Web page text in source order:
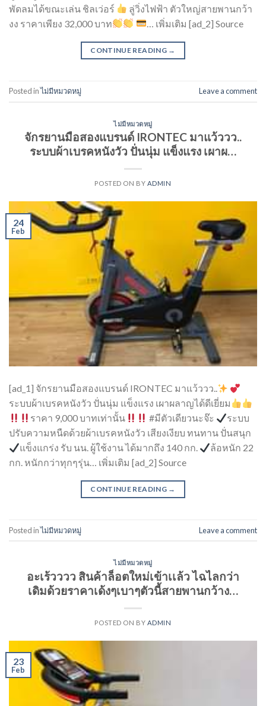
พัดลมได้ขณะเล่น ชิลเว่อร์
ลู่วิ่งไฟฟ้า ตัวใหญ่สายพานกว้า
งง ราคาเพียง 32,000 บาท
… เพิ่มเติม [ad_2] Source
CONTINUE READING →
Posted inไม่มีหมวดหมู่ Leave a comment
ไม่มีหมวดหมู่
จักรยานมือสองแบรนด์ IRONTEC มาแว้ววว..
ระบบผ้าเบรคหนังวัว ปั่นนุ่ม แข็งแรง เผาผ…
POSTED ON BY ADMIN
24
Feb
[ad_1] จักรยานมือสองแบรนด์ IRONTEC มาแว้ววว..
ระบบผ้าเบรคหนังวัว ปั่นนุ่ม แข็งแรง เผาผลาญได้ดีเยี่ยม
ราคา 9,000 บาทเท่านั้น
#มีตัวเดียวนะจ๊ะ
ระบบ
ปรับความหนืดด้วยผ้าเบรคหนังวัว เสียงเงียบ ทนทาน ปั่นสนุก
แข็งแกร่ง รับ นน. ผู้ใช้งาน ได้มากถึง 140 กก.
ล้อหนัก 22
กก. หนักกว่าทุกๆรุ่น… เพิ่มเติม [ad_2] Source
CONTINUE READING →
Posted inไม่มีหมวดหมู่ Leave a comment
ไม่มีหมวดหมู่
อะเร้วววว สินค้าล็อตใหม่เข้าเเล้ว ไฉไลกว่า
เดิมด้วยราคาเด้งๆเบาๆตัวนี้สายพานกว้าง…
POSTED ON BY ADMIN
23
Feb